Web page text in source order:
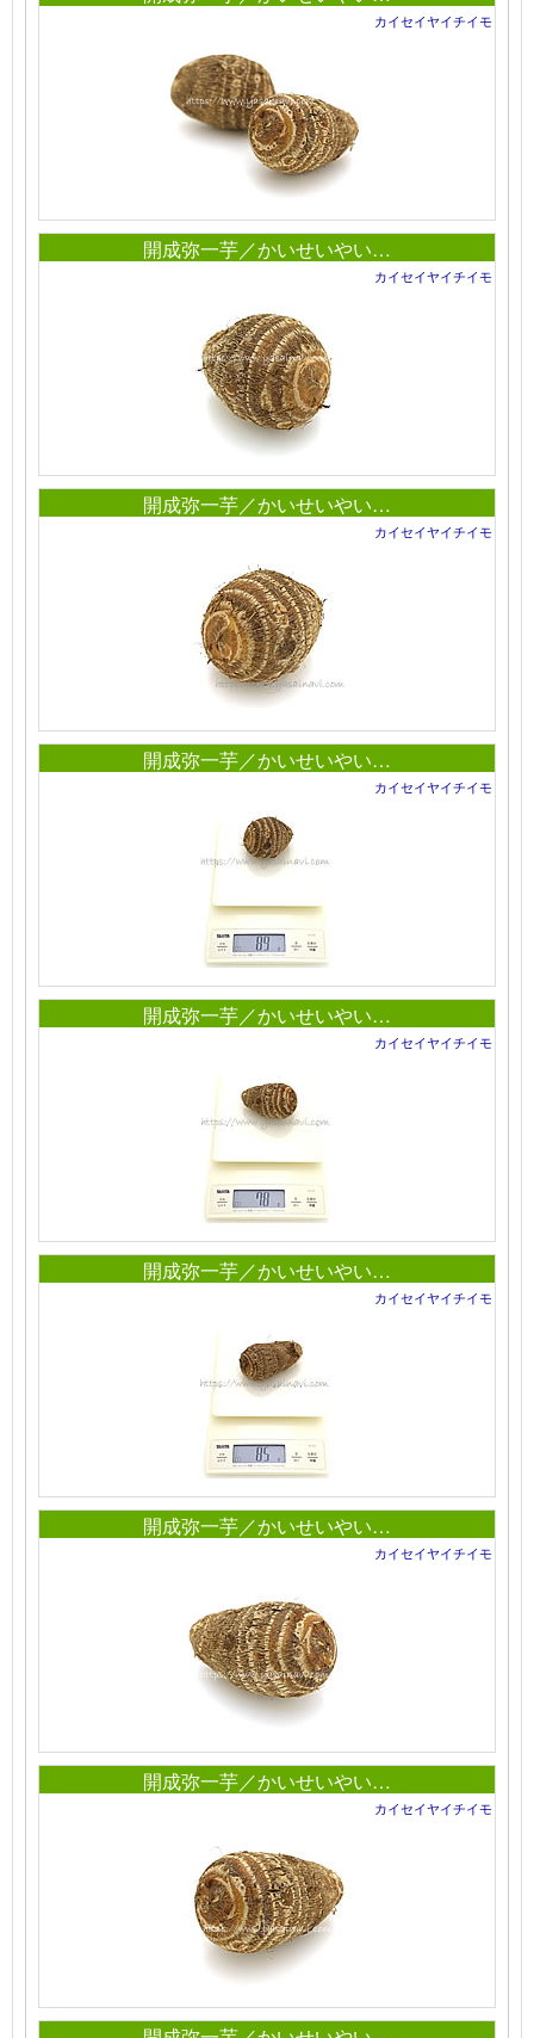
カイセイヤイチイモ
開成弥一芋／かいせいやい…
カイセイヤイチイモ
開成弥一芋／かいせいやい…
カイセイヤイチイモ
開成弥一芋／かいせいやい…
カイセイヤイチイモ
開成弥一芋／かいせいやい…
カイセイヤイチイモ
開成弥一芋／かいせいやい…
カイセイヤイチイモ
開成弥一芋／かいせいやい…
カイセイヤイチイモ
開成弥一芋／かいせいやい…
カイセイヤイチイモ